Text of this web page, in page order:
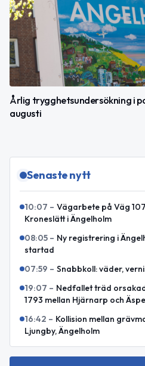
Årlig trygghetsundersökning i
augusti
Senaste nytt
10:07 – Vägarbete på Väg
Kroneslätt i Ängelholm
08:05 – Ny registrering i
startad
07:59 – Snabbkoll: väder,
19:07 – Nedfallet träd
1793 mellan Hjärnarp och
16:42 – Kollision mellan
Ljungby, Ängelholm